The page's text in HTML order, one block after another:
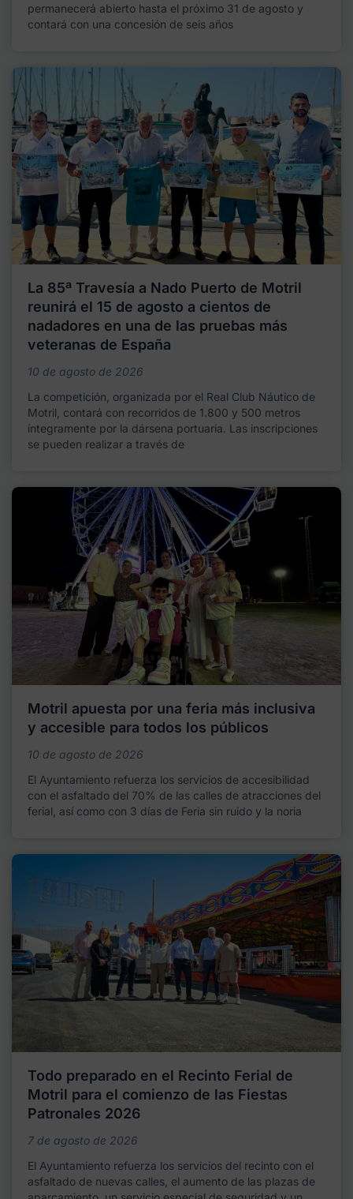
permanecerá abierto hasta el próximo 31 de agosto y
contará con una concesión de seis años
La 85ª Travesía a Nado Puerto de Motril
reunirá el 15 de agosto a cientos de
nadadores en una de las pruebas más
veteranas de España
10 de agosto de 2026
La competición, organizada por el Real Club Náutico de
Motril, contará con recorridos de 1.800 y 500 metros
íntegramente por la dársena portuaria. Las inscripciones
se pueden realizar a través de
Motril apuesta por una feria más inclusiva
y accesible para todos los públicos
10 de agosto de 2026
El Ayuntamiento refuerza los servicios de accesibilidad
con el asfaltado del 70% de las calles de atracciones del
ferial, así como con 3 días de Feria sin ruido y la noria
Todo preparado en el Recinto Ferial de
Motril para el comienzo de las Fiestas
Patronales 2026
7 de agosto de 2026
El Ayuntamiento refuerza los servicios del recinto con el
asfaltado de nuevas calles, el aumento de las plazas de